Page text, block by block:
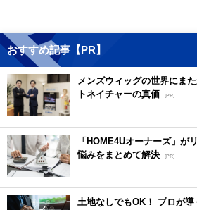
おすすめ記事【PR】
メンズウィッグの世界にま
トネイチャーの真価 [PR]
「HOME4Uオーナーズ」が
悩みをまとめて解決 [PR]
土地なしでもOK！ プロが